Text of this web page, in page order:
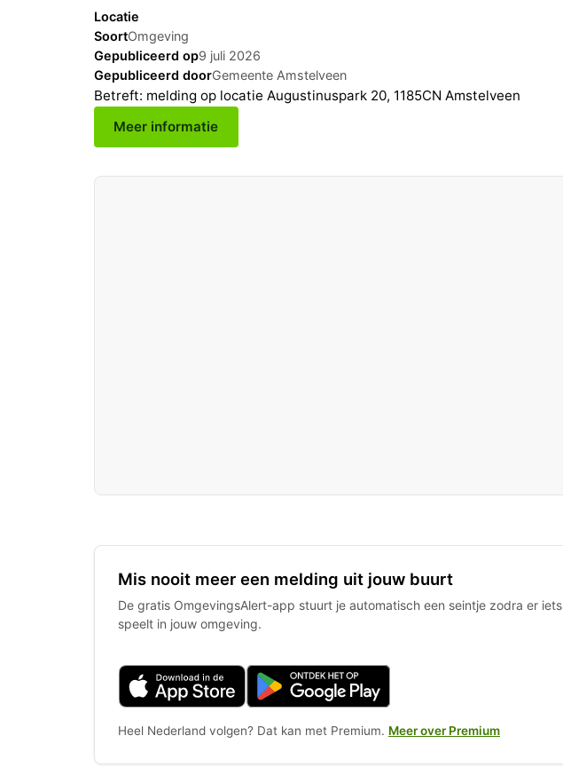
Locatie
SoortOmgeving
Gepubliceerd op9 juli 2026
Gepubliceerd doorGemeente Amstelveen
Betreft: melding op locatie Augustinuspark 20, 1185CN Amstelveen
Meer informatie
Mis nooit meer een melding uit jouw buurt
De gratis OmgevingsAlert-app stuurt je automatisch een seintje zodra er iets
speelt in jouw omgeving.
Heel Nederland volgen? Dat kan met Premium. Meer over Premium